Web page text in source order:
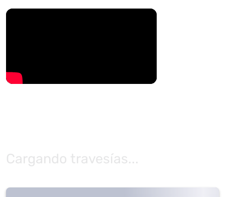
Cargando travesías...